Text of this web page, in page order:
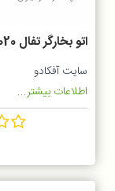
اتو بخارگر تفال QT 2020
سایت آفکادو
اطلاعات بیشتر...